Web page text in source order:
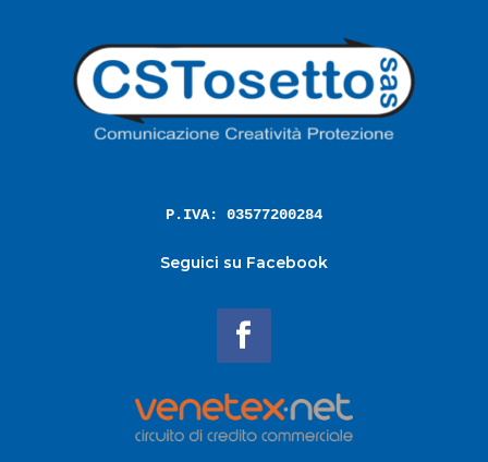
P.IVA: 03577200284
Seguici su Facebook